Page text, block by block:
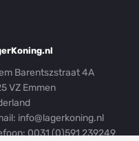
Barentszstraat 4A
VZ Emmen
info@lagerkoning.nl
0031 (0)591 239249